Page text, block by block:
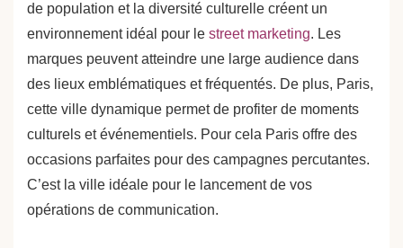
de population et la diversité culturelle créent un
environnement idéal pour le street marketing. Les
marques peuvent atteindre une large audience dans
des lieux emblématiques et fréquentés. De plus, Paris,
cette ville dynamique permet de profiter de moments
culturels et événementiels. Pour cela Paris offre des
occasions parfaites pour des campagnes percutantes.
C’est la ville idéale pour le lancement de vos
opérations de communication.